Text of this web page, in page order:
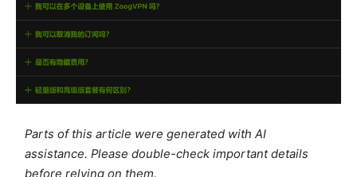
Parts of this article were generated with AI
assistance. Please double-check important details
before relying on them.